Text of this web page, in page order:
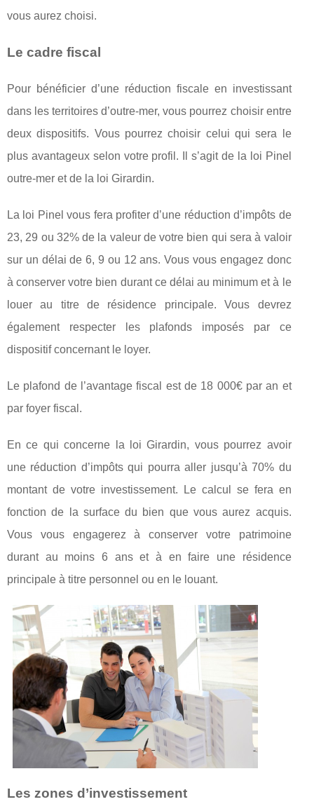
vous aurez choisi.
Le cadre fiscal
Pour bénéficier d’une réduction fiscale en investissant
dans les territoires d’outre-mer, vous pourrez choisir entre
deux dispositifs. Vous pourrez choisir celui qui sera le
plus avantageux selon votre profil. Il s’agit de la loi Pinel
outre-mer et de la loi Girardin.
La loi Pinel vous fera profiter d’une réduction d’impôts de
23, 29 ou 32% de la valeur de votre bien qui sera à valoir
sur un délai de 6, 9 ou 12 ans. Vous vous engagez donc
à conserver votre bien durant ce délai au minimum et à le
louer au titre de résidence principale. Vous devrez
également respecter les plafonds imposés par ce
dispositif concernant le loyer.
Le plafond de l’avantage fiscal est de 18 000€ par an et
par foyer fiscal.
En ce qui concerne la loi Girardin, vous pourrez avoir
une réduction d’impôts qui pourra aller jusqu’à 70% du
montant de votre investissement. Le calcul se fera en
fonction de la surface du bien que vous aurez acquis.
Vous vous engagerez à conserver votre patrimoine
durant au moins 6 ans et à en faire une résidence
principale à titre personnel ou en le louant.
Les zones d’investissement